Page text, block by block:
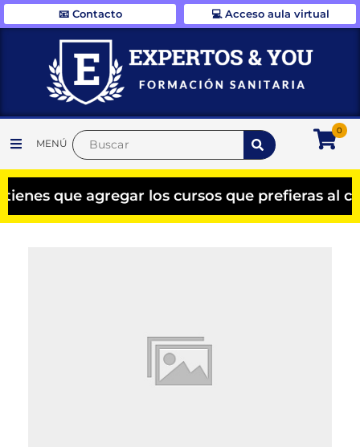
📧 Contacto 💻 Acceso aula virtual
MENÚ
0
que agregar los cursos que prefieras al